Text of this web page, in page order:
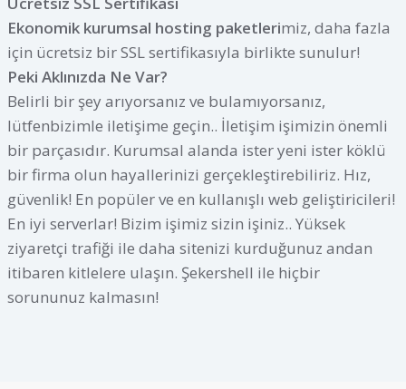
Ekonomik kurumsal hosting paketlerimiz, daha fazla
için ücretsiz bir SSL sertifikasıyla birlikte sunulur!
Peki Aklınızda Ne Var?
Belirli bir şey arıyorsanız ve bulamıyorsanız,
lütfenbizimle iletişime geçin.. İletişim işimizin önemli
bir parçasıdır. Kurumsal alanda ister yeni ister köklü
bir firma olun hayallerinizi gerçekleştirebiliriz. Hız,
güvenlik! En popüler ve en kullanışlı web geliştiricileri!
En iyi serverlar! Bizim işimiz sizin işiniz.. Yüksek
ziyaretçi trafiği ile daha sitenizi kurduğunuz andan
itibaren kitlelere ulaşın. Şekershell ile hiçbir
sorununuz kalmasın!